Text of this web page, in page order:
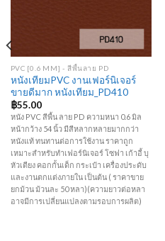
PVC [0.6 MM] - สีพื้นลาย PD
หนังเทียมPVC งานเฟอร์นิเจอร์
ขายดีมาก หนังเทียม_PD410
฿55.00
หนัง PVC สีพื้น ลาย PD ความหนา 0.6 มิล
หน้ากว้าง 54 นิ้ว มีสีหลากหลายมากกว่า
หนังแท้ ทนทานต่อการใช้งาน ราคาถูก
เหมาะสำหรับทำเฟอร์นิเจอร์ โซฟา เก้าอี้ บุ
หัวเตียง คอกกั้นเด็ก กระเป๋า เครื่องประดับ
และงานตกแต่งภายใน เป็นต้น ( ราคาขาย
ยกม้วน ม้วนละ 50 หลา)(ความยาวต่อหลา
อาจมีการเปลี่ยนแปลงตามรอบการผลิต)